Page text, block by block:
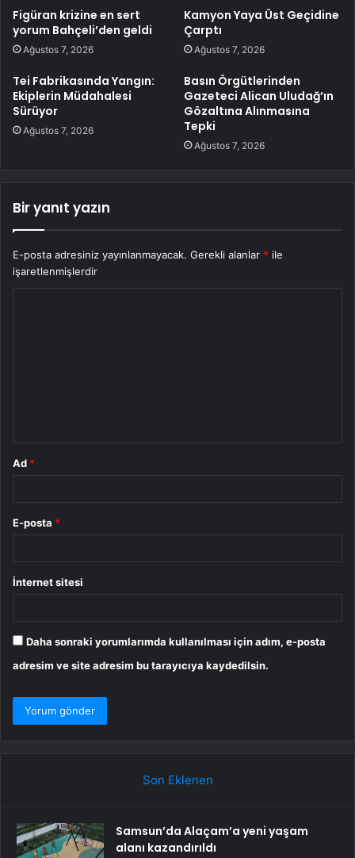
Figüran krizine en sert
yorum Bahçeli’den geldi
Ağustos 7, 2026
Kamyon Yaya Üst Geçidine
Çarptı
Ağustos 7, 2026
Tei Fabrikasında Yangın:
Ekiplerin Müdahalesi
Sürüyor
Ağustos 7, 2026
Basın Örgütlerinden
Gazeteci Alican Uludağ’ın
Gözaltına Alınmasına
Tepki
Ağustos 7, 2026
Bir yanıt yazın
E-posta adresiniz yayınlanmayacak. Gerekli alanlar * ile
işaretlenmişlerdir
Ad *
E-posta *
İnternet sitesi
Daha sonraki yorumlarımda kullanılması için adım, e-posta
adresim ve site adresim bu tarayıcıya kaydedilsin.
Son Eklenen
Samsun’da Alaçam’a yeni yaşam
alanı kazandırıldı